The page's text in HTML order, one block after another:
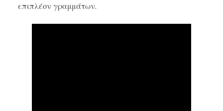
επιπλέον γραμμάτων.